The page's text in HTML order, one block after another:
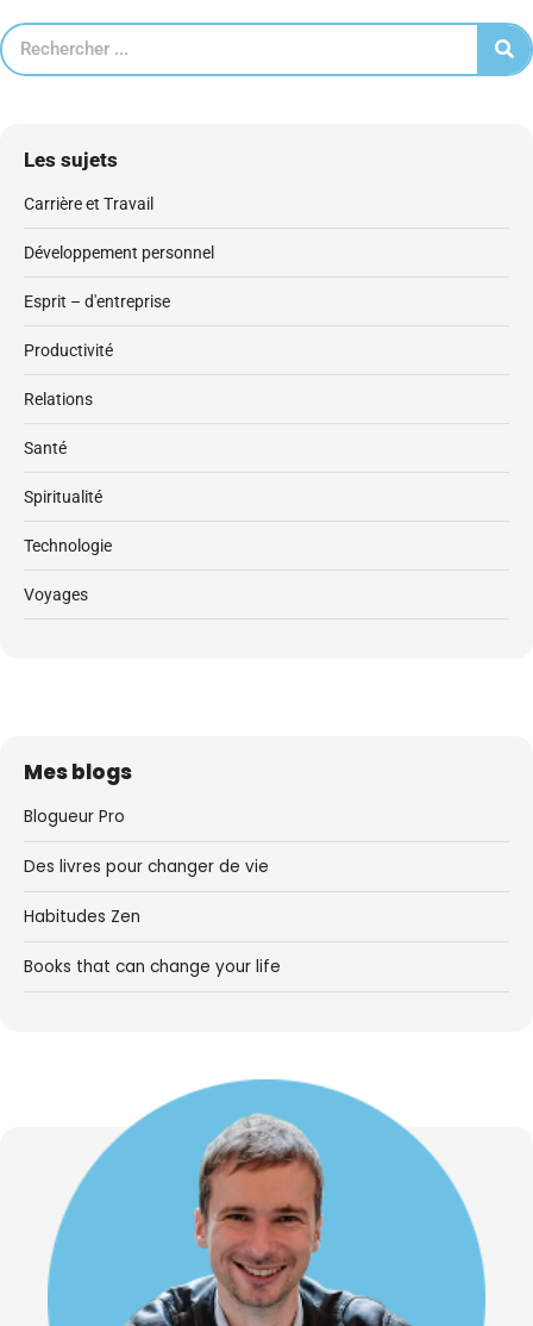
Les sujets
Carrière et Travail
Développement personnel
Esprit – d'entreprise
Productivité
Relations
Santé
Spiritualité
Technologie
Voyages
Mes blogs
Blogueur Pro
Des livres pour changer de vie
Habitudes Zen
Books that can change your life